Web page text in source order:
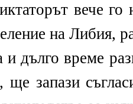
вече го
на Либия,
и дълго време
запази